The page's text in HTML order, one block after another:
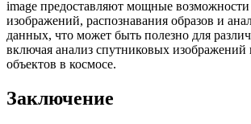
image предоставляют мощные возможности
изображений, распознавания образов и
данных, что может быть полезно для
включая анализ спутниковых
объектов в космосе.
Заключение